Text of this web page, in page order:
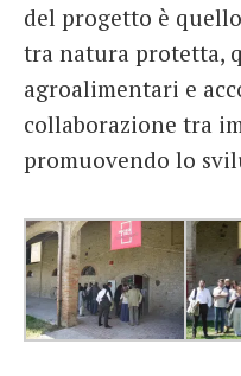
del progetto è
tra natura protetta,
agroalimentari e
collaborazione tra
promuovendo lo